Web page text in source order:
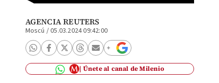
AGENCIA REUTERS
Moscú /05.03.2024 09:42:00
Únete al canal de Milenio